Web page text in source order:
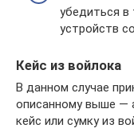
убедиться
устройств
Кейс из войлока
В данном случае
описанному выше —
кейс или сумку из